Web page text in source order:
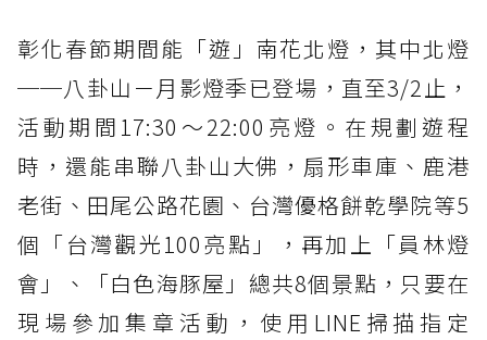
彰化春節期間能「遊」南花北燈，其中北燈
──八卦山－月影燈季已登場，直至3/2止，
活動期間17:30～22:00亮燈。在規劃遊程
時，還能串聯八卦山大佛，扇形車庫、鹿港
老街、田尾公路花園、台灣優格餅乾學院等5
個「台灣觀光100亮點」，再加上「員林燈
會」、「白色海豚屋」總共8個景點，只要在
現場參加集章活動，使用LINE掃描指定